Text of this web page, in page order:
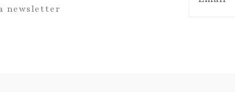
newsletter